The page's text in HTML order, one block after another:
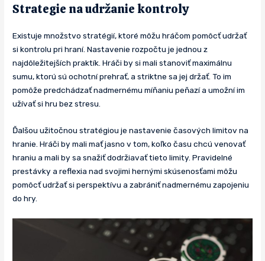
Strategie na udržanie kontroly
Existuje množstvo stratégií, ktoré môžu hráčom pomôcť udržať
si kontrolu pri hraní. Nastavenie rozpočtu je jednou z
najdôležitejších praktík. Hráči by si mali stanoviť maximálnu
sumu, ktorú sú ochotní prehrať, a striktne sa jej držať. To im
pomôže predchádzať nadmernému míňaniu peňazí a umožní im
užívať si hru bez stresu.
Ďalšou užitočnou stratégiou je nastavenie časových limitov na
hranie. Hráči by mali mať jasno v tom, koľko času chcú venovať
hraniu a mali by sa snažiť dodržiavať tieto limity. Pravidelné
prestávky a reflexia nad svojimi hernými skúsenosťami môžu
pomôcť udržať si perspektívu a zabrániť nadmernému zapojeniu
do hry.